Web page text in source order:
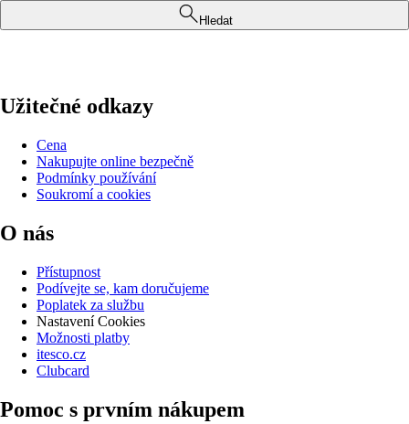
Hledat
Užitečné odkazy
Cena
Nakupujte online bezpečně
Podmínky používání
Soukromí a cookies
O nás
Přístupnost
Podívejte se, kam doručujeme
Poplatek za službu
Nastavení Cookies
Možnosti platby
itesco.cz
Clubcard
Pomoc s prvním nákupem